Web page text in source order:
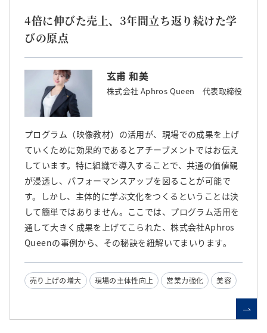
4倍に伸びた売上、3年間立ち返り続けた学
びの原点
玄甫 和美
株式会社 Aphros Queen 代表取締役
プログラム（映像教材）の活用が、現場での成果を上げ
ていくために効果的であるとアチーブメントではお伝え
しています。特に組織で導入することで、共通の価値観
が浸透し、パフォーマンスアップを図ることが可能で
す。しかし、主体的に学ぶ文化をつくるということは決
して簡単ではありません。ここでは、プログラム活用を
通して大きく成果を上げてこられた、株式会社Aphros
Queenの事例から、その秘訣を紐解いてまいります。
売り上げの増大 現場の主体性向上 営業力強化 美容